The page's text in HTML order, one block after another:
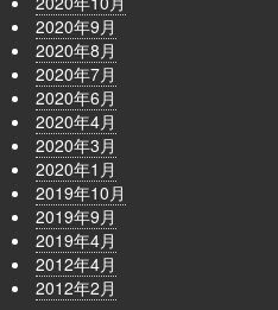
2020年9月
2020年8月
2020年7月
2020年6月
2020年4月
2020年3月
2020年1月
2019年10月
2019年9月
2019年4月
2012年4月
2012年2月